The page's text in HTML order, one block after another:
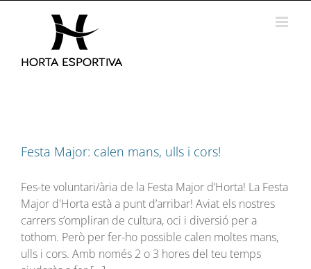
Festa Major: calen mans, ulls i cors!
Fes-te voluntari/ària de la Festa Major d’Horta! La Festa
Major d'Horta està a punt d’arribar! Aviat els nostres
carrers s’ompliran de cultura, oci i diversió per a
tothom. Però per fer-ho possible calen moltes mans,
ulls i cors. Amb només 2 o 3 hores del teu temps